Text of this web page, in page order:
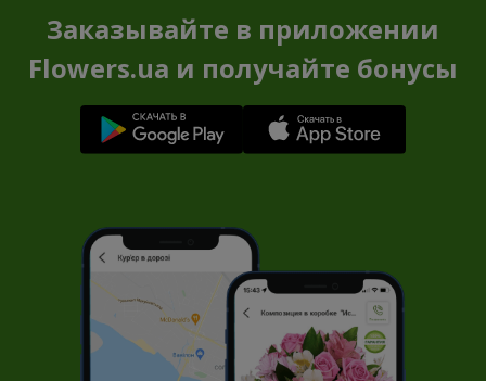
Заказывайте в приложении
Flowers.ua и получайте бонусы